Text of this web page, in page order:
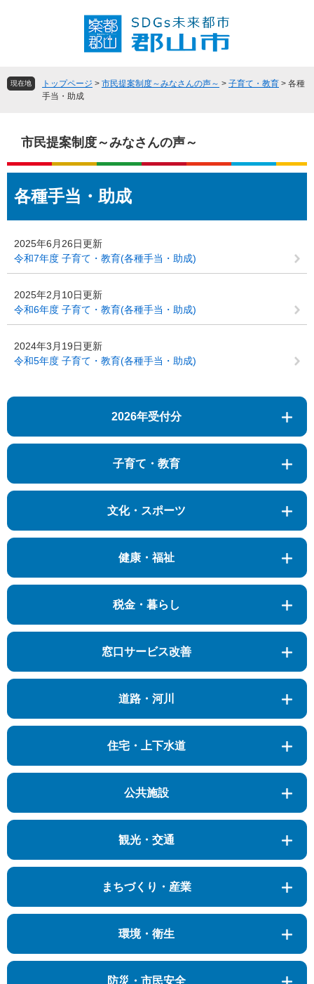
頭
飛
へ
現在地 トップページ > 市民提案制度～みなさんの声～ > 子育て・教育 > 各種
手当・助成
市民提案制度～みなさんの声～
文各種手当・助成
2025年6月26日更新
令和7年度 子育て・教育(各種手当・助成)
2025年2月10日更新
令和6年度 子育て・教育(各種手当・助成)
2024年3月19日更新
令和5年度 子育て・教育(各種手当・助成)
2026年受付分
子育て・教育
文化・スポーツ
健康・福祉
税金・暮らし
窓口サービス改善
道路・河川
住宅・上下水道
公共施設
観光・交通
まちづくり・産業
環境・衛生
防災・市民安全